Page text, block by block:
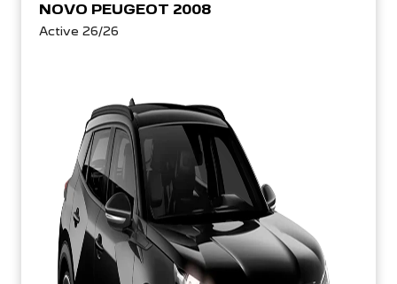
NOVO PEUGEOT 2008
Active 26/26